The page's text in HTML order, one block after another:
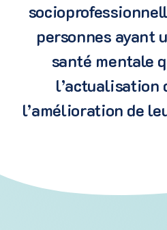
personnes ayant
santé mentale
l’actualisation
l’amélioration de